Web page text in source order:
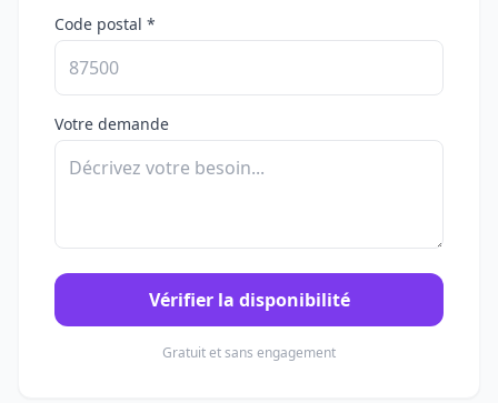
Code postal *
Votre demande
Vérifier la disponibilité
Gratuit et sans engagement